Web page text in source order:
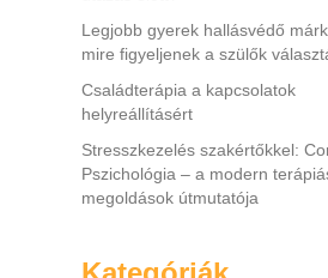
Legjobb gyerek hallásvédő
mire figyeljenek a szülők
Családterápia a kapcsolatok
helyreállításért
Stresszkezelés szakértőkkel:
Pszichológia – a modern
megoldások útmutatója